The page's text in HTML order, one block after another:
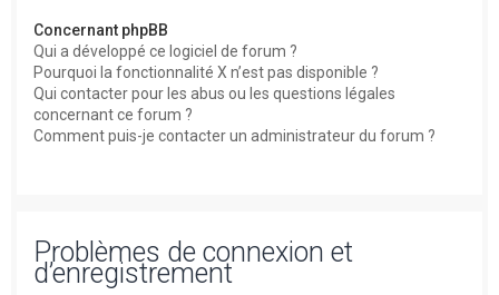
Concernant phpBB
Qui a développé ce logiciel de forum ?
Pourquoi la fonctionnalité X n’est pas disponible ?
Qui contacter pour les abus ou les questions légales
concernant ce forum ?
Comment puis-je contacter un administrateur du forum ?
Problèmes de connexion et
d’enregistrement